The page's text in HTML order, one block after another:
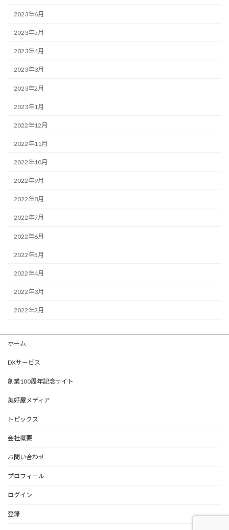
2023年6月
2023年5月
2023年4月
2023年3月
2023年2月
2023年1月
2022年12月
2022年11月
2022年10月
2022年9月
2022年8月
2022年7月
2022年6月
2022年5月
2022年4月
2022年3月
2022年2月
ホーム
DXサービス
創業100周年記念サイト
美好屋メディア
トピックス
会社概要
お問い合わせ
プロフィール
ログイン
登録